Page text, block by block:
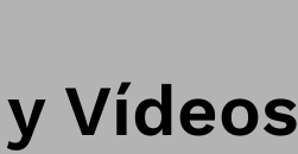
Vídeos